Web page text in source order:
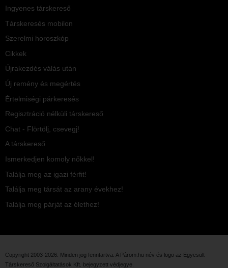
Ingyenes társkereső
Társkeresés mobilon
Szerelmi horoszkóp
Cikkek
Újrakezdés válás után
Új remény és megértés
Értelmiségi párkeresés
Regisztráció nélküli társkereső
Chat - Flörtölj, csevegj!
A társkereső
Ismerkedjen komoly nőkkel!
Találja meg az igazi férfit!
Találja meg társát az arany évekhez!
Találja meg párját az élethez!
Copyright 2003-2026. Minden jog fenntartva. A Párom.hu név és logo az Egyesült
Társkereső Szolgáltatások Kft. bejegyzett védjegye.